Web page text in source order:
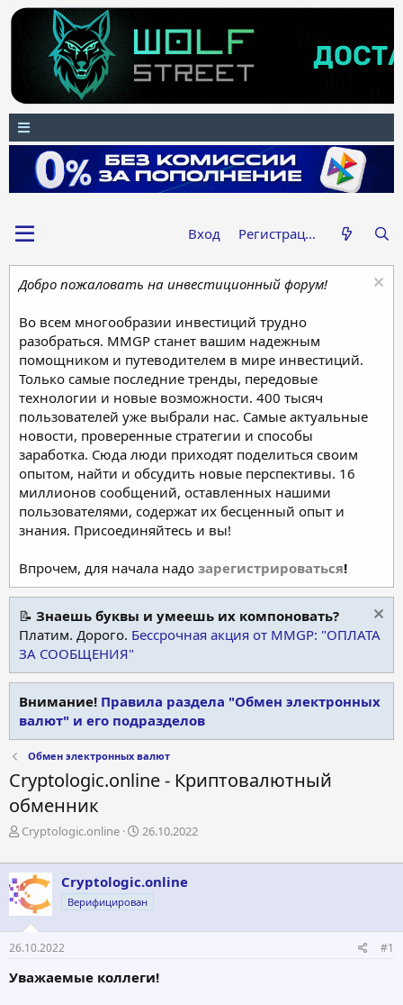
Вход Регистрация
Добро пожаловать на инвестиционный форум!
Во всем многообразии инвестиций трудно
разобраться. MMGP станет вашим надежным
помощником и путеводителем в мире инвестиций.
Только самые последние тренды, передовые
технологии и новые возможности. 400 тысяч
пользователей уже выбрали нас. Самые актуальные
новости, проверенные стратегии и способы
заработка. Сюда люди приходят поделиться своим
опытом, найти и обсудить новые перспективы. 16
миллионов сообщений, оставленных нашими
пользователями, содержат их бесценный опыт и
знания. Присоединяйтесь и вы!
Впрочем, для начала надо зарегистрироваться!
📝 Знаешь буквы и умеешь их компоновать?
Платим. Дорого. Бессрочная акция от MMGP: "ОПЛАТА
ЗА СООБЩЕНИЯ"
Внимание! Правила раздела "Обмен электронных
валют" и его подразделов
Обмен электронных валют
Cryptologic.online - Криптовалютный
обменник
А
т
о
р
т
е
м
ы
Cryptologic.online
Д
т
а
н
а
ч
л
а
26.10.2022
Cryptologic.online
Верифицирован
26.10.2022 #1
Уважаемые коллеги!